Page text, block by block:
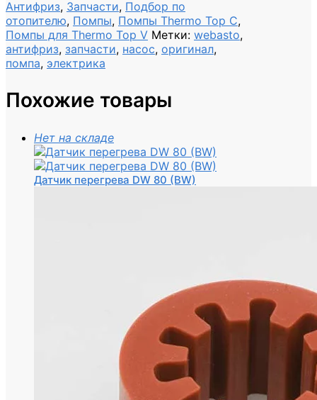
Антифриз, Запчасти, Подбор по
отопителю, Помпы, Помпы Thermo Top C,
Помпы для Thermo Top V Метки: webasto,
антифриз, запчасти, насос, оригинал,
помпа, электрика
Похожие товары
Нет на складе
Датчик перегрева DW 80 (BW)